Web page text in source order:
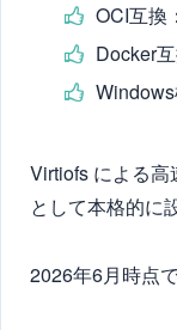
OCI互換
Docker
Virtiofs による
として本格的に
2026年6月時点